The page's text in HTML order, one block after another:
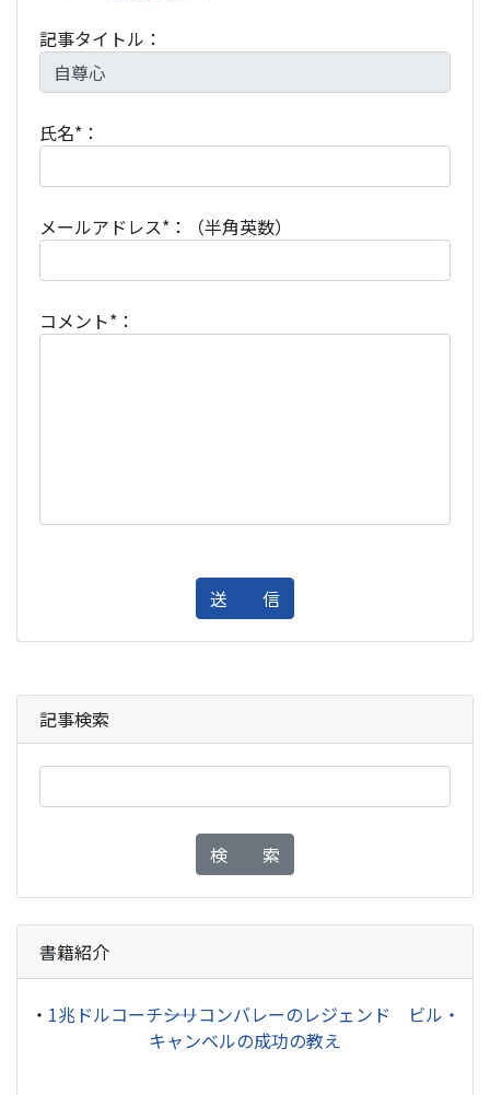
記事タイトル：
氏名*：
メールアドレス*：（半角英数）
コメント*：
送 信
記事検索
検 索
書籍紹介
・ 1兆ドルコーチ――シリコンバレーのレジェンド ビル・
キャンベルの成功の教え